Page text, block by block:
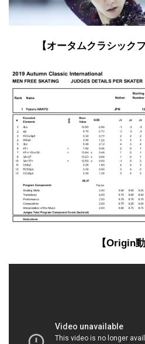
【オータムクラシック
【Origin動